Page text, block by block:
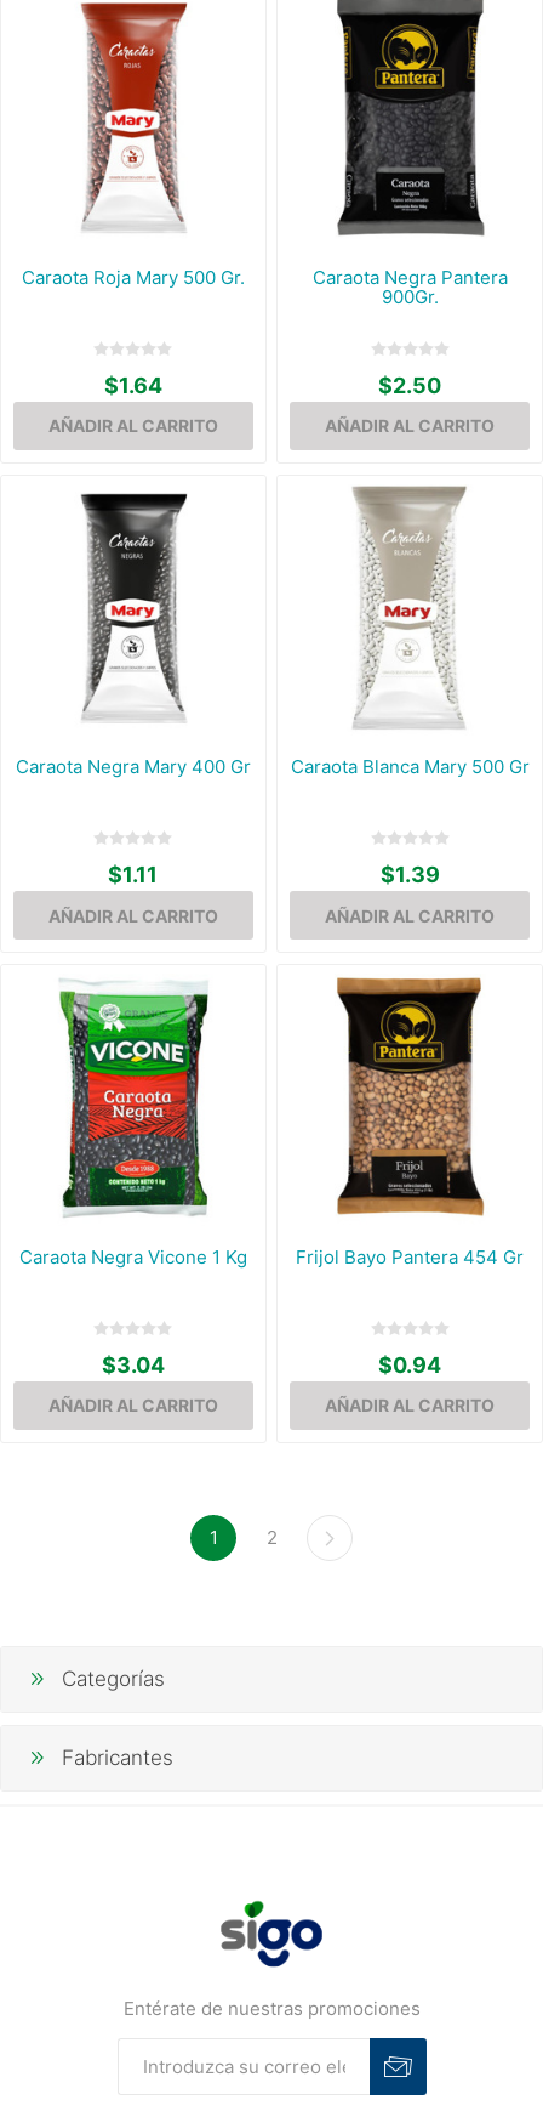
Caraota Roja Mary 500 Gr.
$1.64
Caraota Negra Pantera
900Gr.
$2.50
Caraota Negra Mary 400 Gr
$1.11
Caraota Blanca Mary 500 Gr
$1.39
Caraota Negra Vicone 1 Kg
$3.04
Frijol Bayo Pantera 454 Gr
$0.94
1 2
Categorías
Fabricantes
Entérate de nuestras promociones